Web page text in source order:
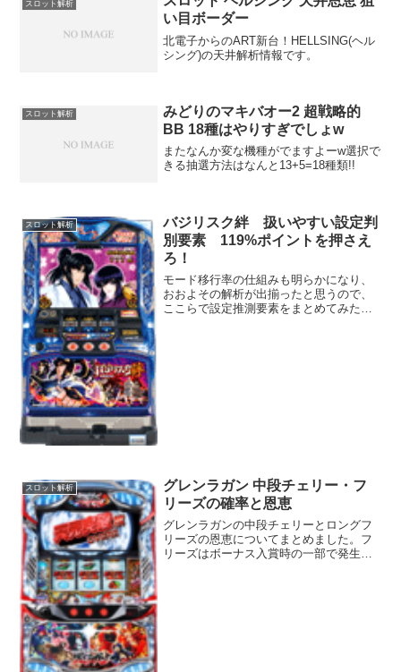
スロット解析
い目ボーダー
北電子からのART新台！HELLSING(ヘル
シング)の天井解析情報です。
スロット解析
みどりのマキバオー2 超戦略的
BB 18種はやりすぎでしょw
またなんか変な機種がでますよーw選択で
きる抽選方法はなんと13+5=18種類!!
スロット解析
バジリスク絆 扱いやすい設定判
別要素 119%ポイントを押さえ
ろ！
モード移行率の仕組みも明らかになり、
おおよその解析が出揃ったと思うので、
ここらで設定推測要素をまとめてみたい
スロット解析
グレンラガン 中段チェリー・フ
リーズの確率と恩恵
グレンラガンの中段チェリーとロングフ
リーズの恩恵についてまとめました。フ
リーズはボーナス入賞時の一部で発生す